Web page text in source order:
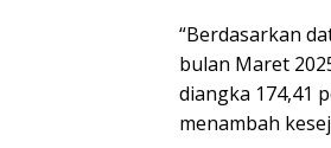
“Berdasarkan
bulan Maret
diangka 174,41
menambah